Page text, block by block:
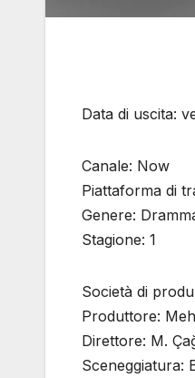
Data di uscita:
Canale: Now
Piattaforma di
Genere:
Stagione: 1
Società di
Produttore:
Direttore: M.
Sceneggiatura: